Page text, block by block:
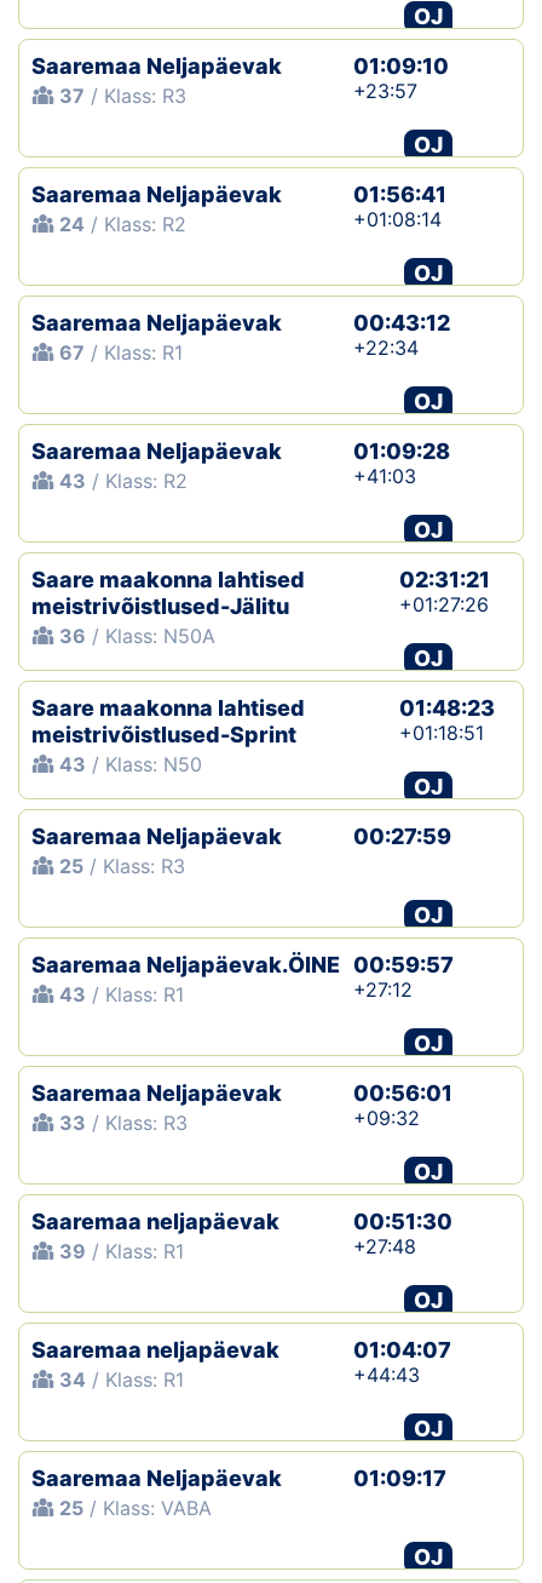
OJ
Saaremaa Neljapäevak
37 / Klass: R3
01:09:10
+23:57
OJ
Saaremaa Neljapäevak
24 / Klass: R2
01:56:41
+01:08:14
OJ
Saaremaa Neljapäevak
67 / Klass: R1
00:43:12
+22:34
OJ
Saaremaa Neljapäevak
43 / Klass: R2
01:09:28
+41:03
OJ
Saare maakonna lahtised
meistrivõistlused-Jälitu
36 / Klass: N50A
02:31:21
+01:27:26
OJ
Saare maakonna lahtised
meistrivõistlused-Sprint
43 / Klass: N50
01:48:23
+01:18:51
OJ
Saaremaa Neljapäevak
25 / Klass: R3
00:27:59
OJ
Saaremaa Neljapäevak.ÖINE
43 / Klass: R1
00:59:57
+27:12
OJ
Saaremaa Neljapäevak
33 / Klass: R3
00:56:01
+09:32
OJ
Saaremaa neljapäevak
39 / Klass: R1
00:51:30
+27:48
OJ
Saaremaa neljapäevak
34 / Klass: R1
01:04:07
+44:43
OJ
Saaremaa Neljapäevak
25 / Klass: VABA
01:09:17
OJ